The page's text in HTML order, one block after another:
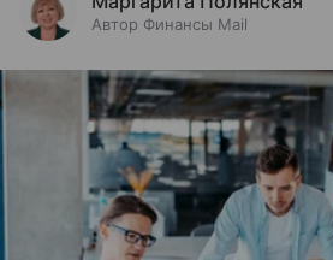
Автор Финансы Mail